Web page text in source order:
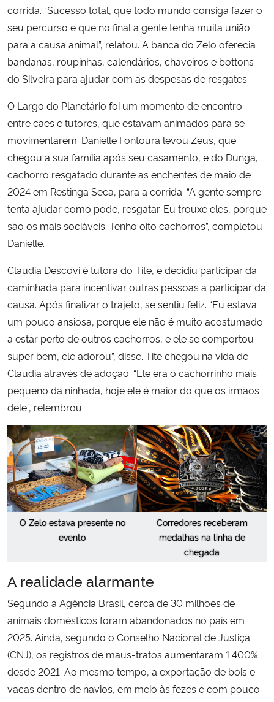
corrida. “Sucesso total, que todo mundo consiga fazer o
seu percurso e que no final a gente tenha muita união
para a causa animal”, relatou. A banca do Zelo oferecia
bandanas, roupinhas, calendários, chaveiros e bottons
do Silveira para ajudar com as despesas de resgates.
O Largo do Planetário foi um momento de encontro
entre cães e tutores, que estavam animados para se
movimentarem. Danielle Fontoura levou Zeus, que
chegou a sua família após seu casamento, e do Dunga,
cachorro resgatado durante as enchentes de maio de
2024 em Restinga Seca, para a corrida. “A gente sempre
tenta ajudar como pode, resgatar. Eu trouxe eles, porque
são os mais sociáveis. Tenho oito cachorros”, completou
Danielle.
Claudia Descovi é tutora do Tite, e decidiu participar da
caminhada para incentivar outras pessoas a participar da
causa. Após finalizar o trajeto, se sentiu feliz. “Eu estava
um pouco ansiosa, porque ele não é muito acostumado
a estar perto de outros cachorros, e ele se comportou
super bem, ele adorou”, disse. Tite chegou na vida de
Claudia através de adoção. “Ele era o cachorrinho mais
pequeno da ninhada, hoje ele é maior do que os irmãos
dele”, relembrou.
O Zelo estava presente no
evento
Corredores receberam
medalhas na linha de
chegada
A realidade alarmante
Segundo a Agência Brasil, cerca de 30 milhões de
animais domésticos foram abandonados no país em
2025. Ainda, segundo o Conselho Nacional de Justiça
(CNJ), os registros de maus-tratos aumentaram 1.400%
desde 2021. Ao mesmo tempo, a exportação de bois e
vacas dentro de navios, em meio às fezes e com pouco